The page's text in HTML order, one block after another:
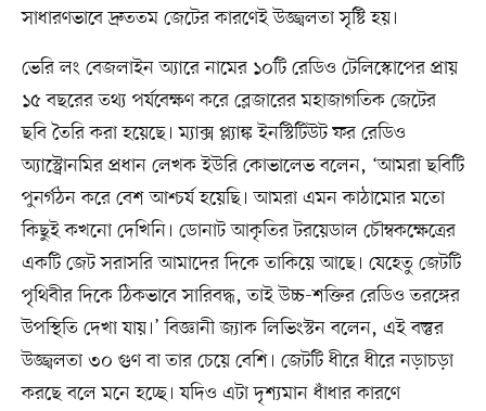
সাধারণভাবে দ্রুততম জেটের কারণেই উজ্জ্বলতা সৃষ্টি হয়।
ভেরি লং বেজলাইন অ্যারে নামের ১০টি রেডিও টেলিস্কোপের প্রায়
১৫ বছরের তথ্য পর্যবেক্ষণ করে ব্লেজারের মহাজাগতিক জেটের
ছবি তৈরি করা হয়েছে। ম্যাক্স প্ল্যাঙ্ক ইনস্টিটিউট ফর রেডিও
অ্যাস্ট্রোনমির প্রধান লেখক ইউরি কোভালেভ বলেন, ‘আমরা ছবিটি
পুনর্গঠন করে বেশ আশ্চর্য হয়েছি। আমরা এমন কাঠামোর মতো
কিছুই কখনো দেখিনি। ডোনাট আকৃতির টরয়েডাল চৌম্বকক্ষেত্রের
একটি জেট সরাসরি আমাদের দিকে তাকিয়ে আছে। যেহেতু জেটটি
পৃথিবীর দিকে ঠিকভাবে সারিবদ্ধ, তাই উচ্চ-শক্তির রেডিও তরঙ্গের
উপস্থিতি দেখা যায়।’ বিজ্ঞানী জ্যাক লিভিংস্টন বলেন, এই বস্তুর
উজ্জ্বলতা ৩০ গুণ বা তার চেয়ে বেশি। জেটটি ধীরে ধীরে নড়াচড়া
করছে বলে মনে হচ্ছে। যদিও এটা দৃশ্যমান ধাঁধার কারণে